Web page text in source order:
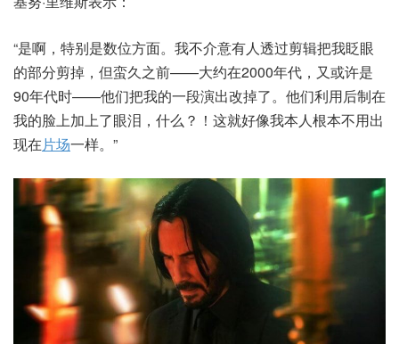
“是啊，特别是数位方面。我不介意有人透过剪辑把我眨眼
的部分剪掉，但蛮久之前——大约在2000年代，又或许是
90年代时——他们把我的一段演出改掉了。他们利用后制在
我的脸上加上了眼泪，什么？！这就好像我本人根本不用出
现在片场一样。”